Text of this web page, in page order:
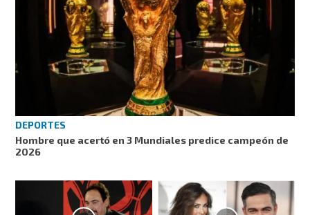
DEPORTES
Hombre que acertó en 3 Mundiales predice campeón de
2026